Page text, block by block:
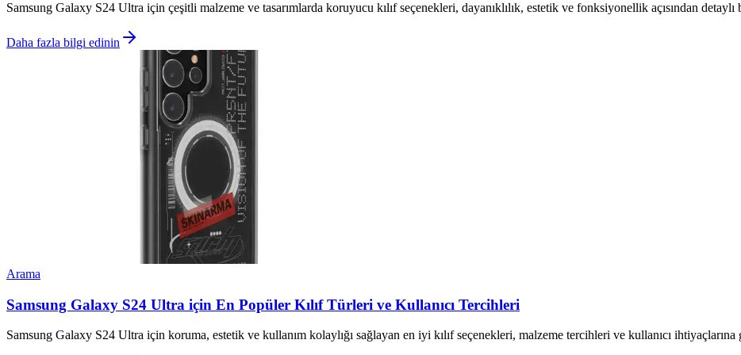
Samsung Galaxy S24 Ultra için çeşitli malzeme ve tasarımlarda koruyucu kılıf seçenekleri, dayanıklılık, estetik ve fonksiyonellik açısından
Daha fazla bilgi edinin
Arama
Samsung Galaxy S24 Ultra için En Popüler Kılıf Türleri ve Kullanıcı Tercihleri
Samsung Galaxy S24 Ultra için koruma, estetik ve kullanım kolaylığı sağlayan en iyi kılıf seçenekleri, malzeme tercihleri ve kullanıcı ihtiyaçlarına